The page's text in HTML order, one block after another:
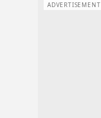
ADVERTISEMENT